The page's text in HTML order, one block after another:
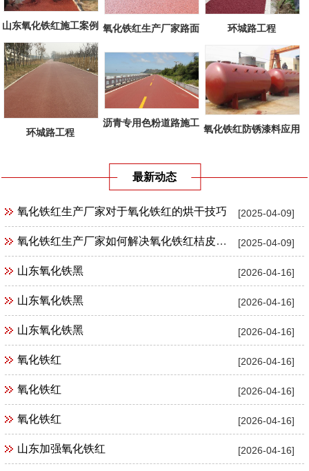
山东氧化铁红施工案例 氧化铁红生产厂家路面
环城路工程
环城路工程
沥青专用色粉道路施工
氧化铁红防锈漆料应用
最新动态
[2025-04-09]
氧化铁红生产厂家对于氧化铁红的烘干技巧
[2025-04-09]
氧化铁红生产厂家如何解决氧化铁红桔皮现象
[2026-04-16]
山东氧化铁黑
[2026-04-16]
山东氧化铁黑
[2026-04-16]
山东氧化铁黑
[2026-04-16]
氧化铁红
[2026-04-16]
氧化铁红
[2026-04-16]
氧化铁红
[2026-04-16]
山东加强氧化铁红